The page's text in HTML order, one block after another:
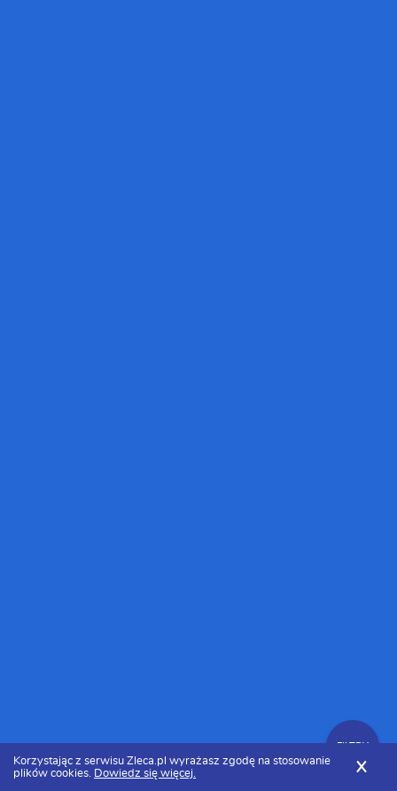
FILTRY
Korzystając z serwisu Zleca.pl wyrażasz zgodę na stosowanie
plików cookies. Dowiedz się więcej. X